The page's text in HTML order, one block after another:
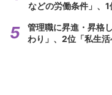
などの労働条件」、1
管理職に昇進・昇格
わり」、2位「私生